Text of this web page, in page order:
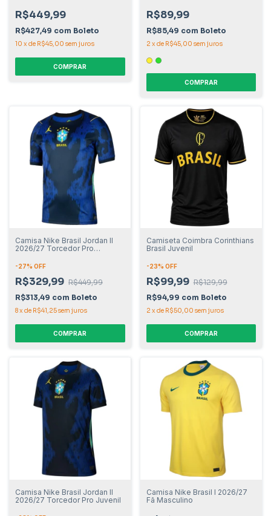
R$449,99
R$427,49 com Boleto
10 x de R$45,00 sem juros
COMPRAR
R$89,99
R$85,49 com Boleto
2 x de R$45,00 sem juros
COMPRAR
Camisa Nike Brasil Jordan II
2026/27 Torcedor Pro
-27% OFF
R$329,99 R$449,99
R$313,49 com Boleto
8x de R$41,25sem juros
COMPRAR
Camiseta Coimbra Corinthians
Brasil Juvenil
-23% OFF
R$99,99 R$129,99
R$94,99 com Boleto
2 x de R$50,00 sem juros
COMPRAR
Camisa Nike Brasil Jordan II
2026/27 Torcedor Pro Juvenil
Camisa Nike Brasil I 2026/27
Fã Masculino